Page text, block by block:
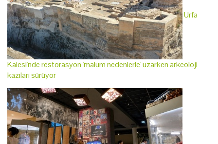
Urfa
Kalesi'nde restorasyon 'malum nedenlerle' uzarken arkeoloji
kazıları sürüyor